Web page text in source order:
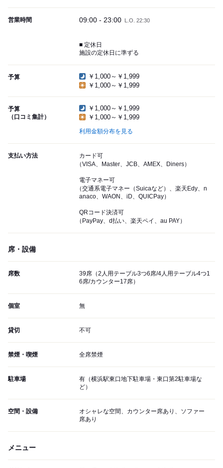
営業時間 09:00 - 23:00 L.O. 22:30
■ 定休日
施設の定休日に準ずる
予算
￥1,000～￥1,999
￥1,000～￥1,999
予算
（口コミ集計）
￥1,000～￥1,999
￥1,000～￥1,999
利用金額分布を見る
支払い方法
カード可
（VISA、Master、JCB、AMEX、Diners）
電子マネー可
（交通系電子マネー（Suicaなど）、楽天Edy、n
anaco、WAON、iD、QUICPay）
QRコード決済可
（PayPay、d払い、楽天ペイ、au PAY）
席・設備
席数
39席（2人用テーブル3つ6席/4人用テーブル4つ1
6席/カウンター17席）
個室 無
貸切 不可
禁煙・喫煙 全席禁煙
駐車場
有（横浜駅東口地下駐車場・東口第2駐車場な
ど）
空間・設備
オシャレな空間、カウンター席あり、ソファー
席あり
メニュー